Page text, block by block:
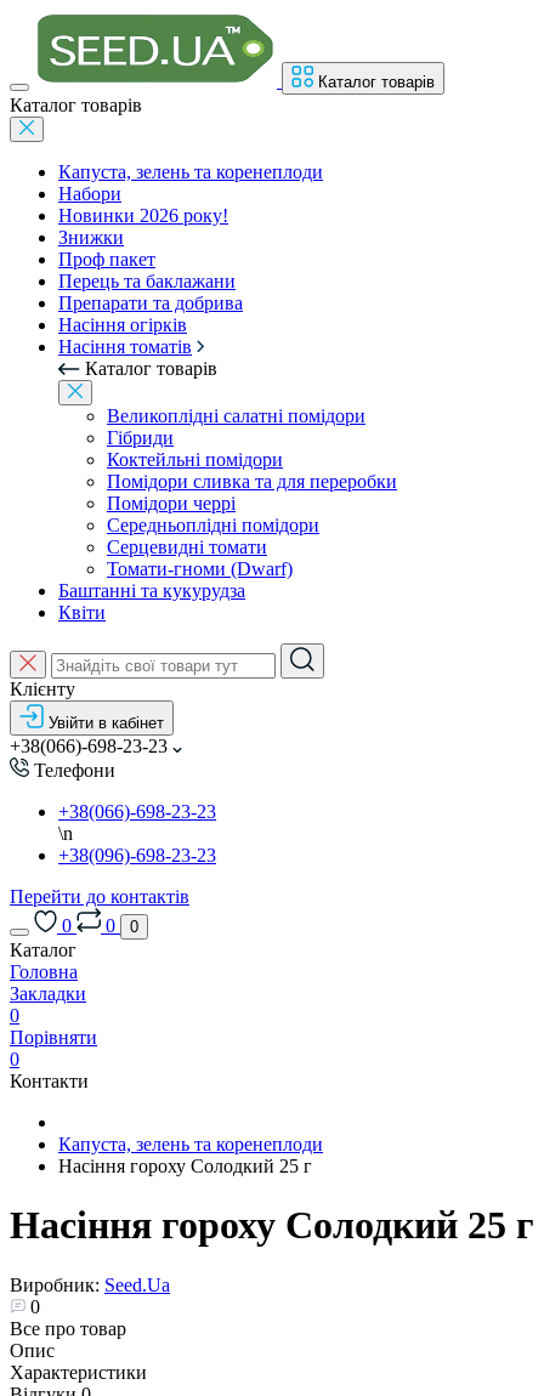
Каталог товарів
Каталог товарів
Капуста, зелень та коренеплоди
Набори
Новинки 2026 року!
Знижки
Проф пакет
Перець та баклажани
Препарати та добрива
Насіння огірків
Насіння томатів
Каталог товарів
Великоплідні салатні помідори
Гібриди
Коктейльні помідори
Помідори сливка та для переробки
Помідори черрі
Середньоплідні помідори
Серцевидні томати
Томати-гноми (Dwarf)
Баштанні та кукурудза
Квіти
Клієнту
Увійти в кабінет
+38(066)-698-23-23
Телефони
+38(066)-698-23-23
\n
+38(096)-698-23-23
Перейти до контактів
0
0 0
Каталог
Головна
Закладки
0
Порівняти
0
Контакти
Капуста, зелень та коренеплоди
Насіння гороху Солодкий 25 г
Насіння гороху Солодкий 25 г
Виробник: Seed.Ua
0
Все про товар
Опис
Характеристики